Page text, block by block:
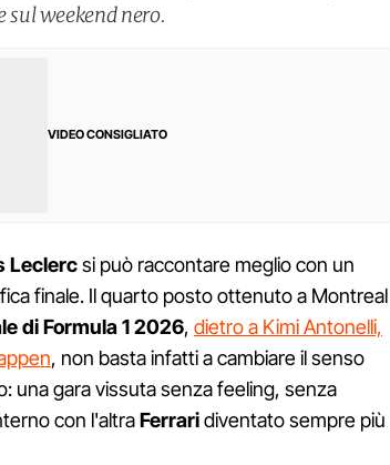
weekend nero.
VIDEO CONSIGLIATO
Leclercsi può raccontare meglio con un
finale. Il quarto posto ottenuto a Montreal
di Formula 1 2026, dietro a Kimi Antonelli,
, non basta infatti a cambiare il senso
una gara vissuta senza feeling, senza
con l'altraFerraridiventato sempre più